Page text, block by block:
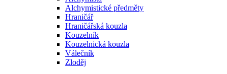
Alchymistické předměty
Hraničář
Hraničářská kouzla
Kouzelník
Kouzelnická kouzla
Válečník
Zloděj